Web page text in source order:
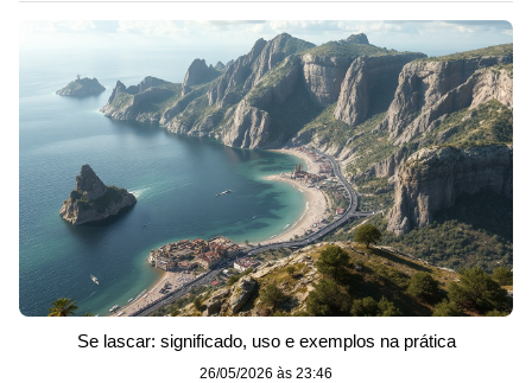
Se lascar: significado, uso e exemplos na prática
26/05/2026 às 23:46